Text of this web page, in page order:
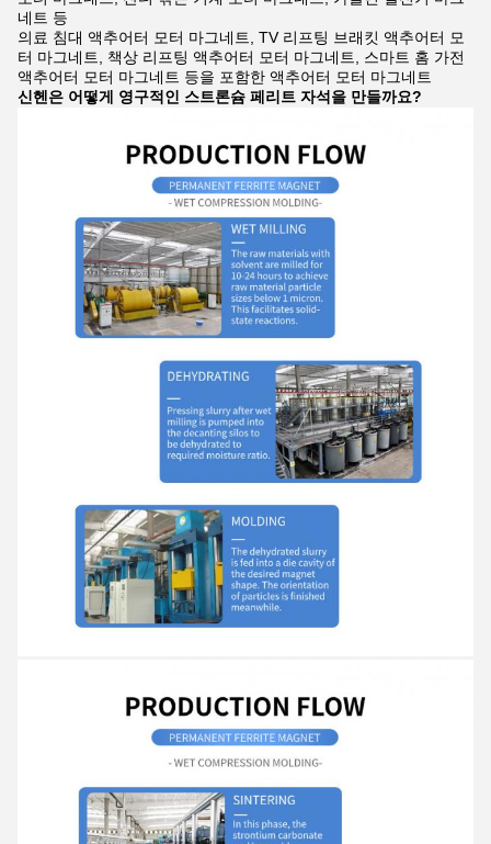
네트 등
의료 침대 액추어터 모터 마그네트, TV 리프팅 브래킷 액추어터 모
터 마그네트, 책상 리프팅 액추어터 모터 마그네트, 스마트 홈 가전
액추어터 모터 마그네트 등을 포함한 액추어터 모터 마그네트
신헨은 어떻게 영구적인 스트론슘 페리트 자석을 만들까요?